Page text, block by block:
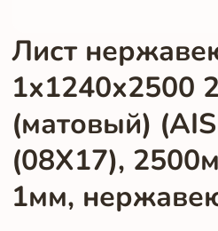
Лист
1х1240х2500
(матовый)
(08Х17),
1мм,